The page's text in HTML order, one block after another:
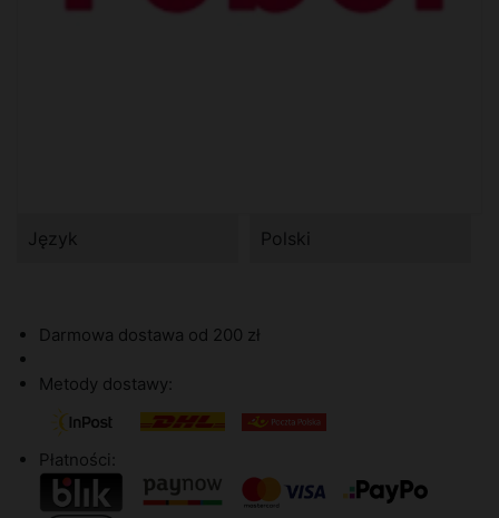
Język Polski
Darmowa dostawa od 200 zł
Metody dostawy:
Płatności: